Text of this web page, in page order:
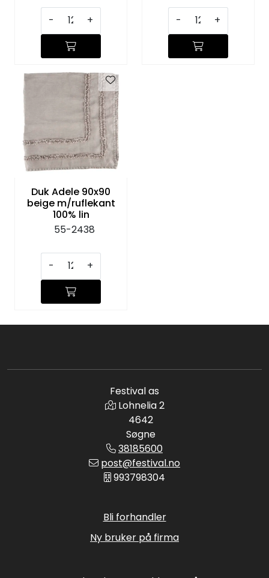
- + - +
Duk Adele 90x90
beige m/ruflekant
100% lin
55-2438
- +
Festival as
Lohnelia 2
4642
Søgne
38185600
post@festival.no
993798304
Bli forhandler
Ny bruker på firma